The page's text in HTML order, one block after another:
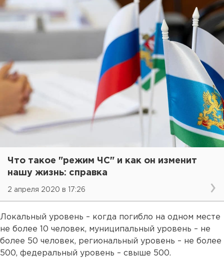
Что такое "режим ЧС" и как он изменит
нашу жизнь: справка
2 апреля 2020 в 17:26
Локальный уровень – когда погибло на одном месте
не более 10 человек, муниципальный уровень – не
более 50 человек, региональный уровень – не более
500, федеральный уровень – свыше 500.